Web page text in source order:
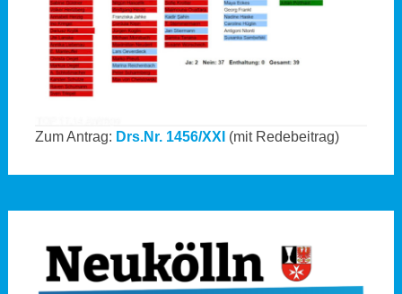
Zum Antrag: Drs.Nr. 1456/XXI (mit Redebeitrag)